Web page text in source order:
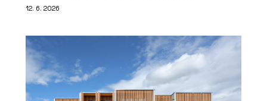
12. 6. 2026